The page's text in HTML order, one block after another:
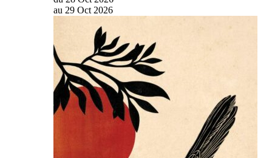
au 29 Oct 2026